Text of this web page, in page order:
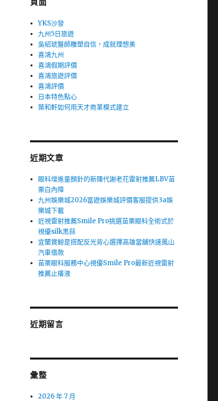
頁面
YKS沙發
九州5日旅遊
吳紹琥醫師雕塑自信，成就理想美
喜鴻九州
喜鴻假期評價
喜鴻旅遊評價
喜鴻評價
日本特色點心
葉和軒如何用天才商業模式建立
近期文章
眼科增進童顏針的新陳代謝老花雷射推薦LBV苗
栗白內障
九州娛樂城2026富遊娛樂城評價客服提供3a娛
樂城下載
近視雷射推薦Smile Pro挑選苗栗眼科全術式於
視優silk黑蒜
宜蘭賞鯨是搭配反光背心選擇高雄當舖快速鳳山
汽車借款
苗栗眼科服務中心視優Smile Pro最新近視雷射
推薦止癢液
近期留言
彙整
2026 年 7 月